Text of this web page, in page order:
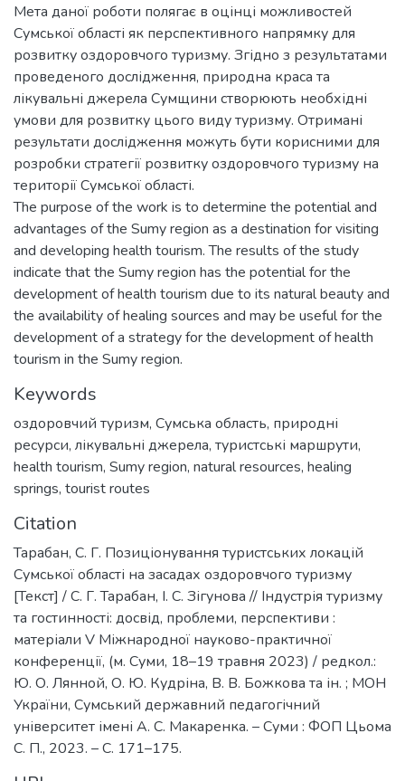
Мета даної роботи полягає в оцінці можливостей
Сумської області як перспективного напрямку для
розвитку оздоровчого туризму. Згідно з результатами
проведеного дослідження, природна краса та
лікувальні джерела Сумщини створюють необхідні
умови для розвитку цього виду туризму. Отримані
результати дослідження можуть бути корисними для
розробки стратегії розвитку оздоровчого туризму на
території Сумської області.
The purpose of the work is to determine the potential and
advantages of the Sumy region as a destination for visiting
and developing health tourism. The results of the study
indicate that the Sumy region has the potential for the
development of health tourism due to its natural beauty and
the availability of healing sources and may be useful for the
development of a strategy for the development of health
tourism in the Sumy region.
Keywords
оздоровчий туризм, Сумська область, природні
ресурси, лікувальні джерела, туристські маршрути,
health tourism, Sumy region, natural resources, healing
springs, tourist routes
Citation
Тарабан, С. Г. Позиціонування туристських локацій
Сумської області на засадах оздоровчого туризму
[Текст] / С. Г. Тарабан, І. С. Зігунова // Індустрія туризму
та гостинності: досвід, проблеми, перспективи :
матеріали V Міжнародної науково-практичної
конференції, (м. Суми, 18–19 травня 2023) / редкол.:
Ю. О. Лянной, О. Ю. Кудріна, В. В. Божкова та ін. ; МОН
України, Сумський державний педагогічний
університет імені А. С. Макаренка. – Суми : ФОП Цьома
С. П., 2023. – С. 171–175.